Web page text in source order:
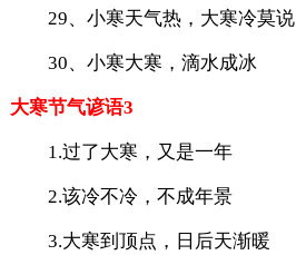
29、小寒天气热，大寒冷莫说
30、小寒大寒，滴水成冰
大寒节气谚语3
1.过了大寒，又是一年
2.该冷不冷，不成年景
3.大寒到顶点，日后天渐暖